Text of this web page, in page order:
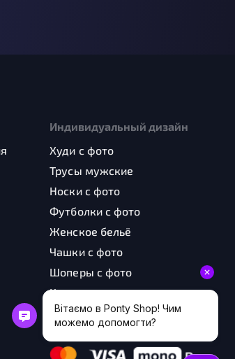
Индивидуальный дизайн
Худи с фото
Трусы мужские
Носки с фото
Футболки с фото
Женское бельё
Чашки с фото
Шоперы с фото
Картины